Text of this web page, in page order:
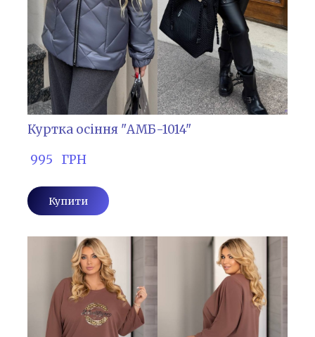
Куртка осіння "АМБ-1014"
995   ГРН
Купити